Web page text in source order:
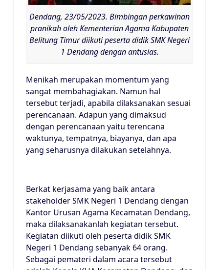
Dendang, 23/05/2023. Bimbingan perkawinan
pranikah oleh Kementerian Agama Kabupaten
Belitung Timur diikuti peserta didik SMK Negeri
1 Dendang dengan antusias.
Menikah merupakan momentum yang
sangat membahagiakan. Namun hal
tersebut terjadi, apabila dilaksanakan sesuai
perencanaan. Adapun yang dimaksud
dengan perencanaan yaitu terencana
waktunya, tempatnya, biayanya, dan apa
yang seharusnya dilakukan setelahnya.
Berkat kerjasama yang baik antara
stakeholder SMK Negeri 1 Dendang dengan
Kantor Urusan Agama Kecamatan Dendang,
maka dilaksanakanlah kegiatan tersebut.
Kegiatan diikuti oleh peserta didik SMK
Negeri 1 Dendang sebanyak 64 orang.
Sebagai pemateri dalam acara tersebut